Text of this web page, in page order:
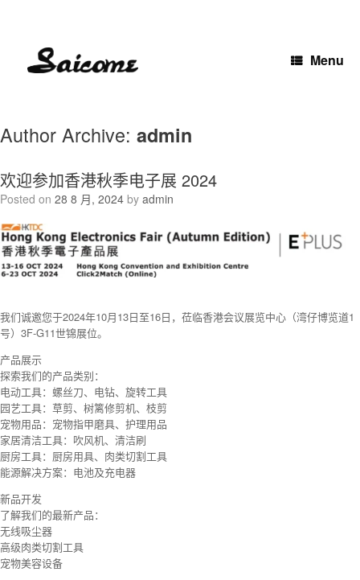
Menu
Author Archive: admin
欢迎参加香港秋季电子展 2024
Posted on 28 8 月, 2024 by admin
我们诚邀您于2024年10月13日至16日，莅临香港会议展览中心（湾仔博览道1
号）3F-G11世锦展位。
产品展示
探索我们的产品类别：
电动工具：螺丝刀、电钻、旋转工具
园艺工具：草剪、树篱修剪机、枝剪
宠物用品：宠物指甲磨具、护理用品
家居清洁工具：吹风机、清洁刷
厨房工具：厨房用具、肉类切割工具
能源解决方案：电池及充电器
新品开发
了解我们的最新产品：
无线吸尘器
高级肉类切割工具
宠物美容设备